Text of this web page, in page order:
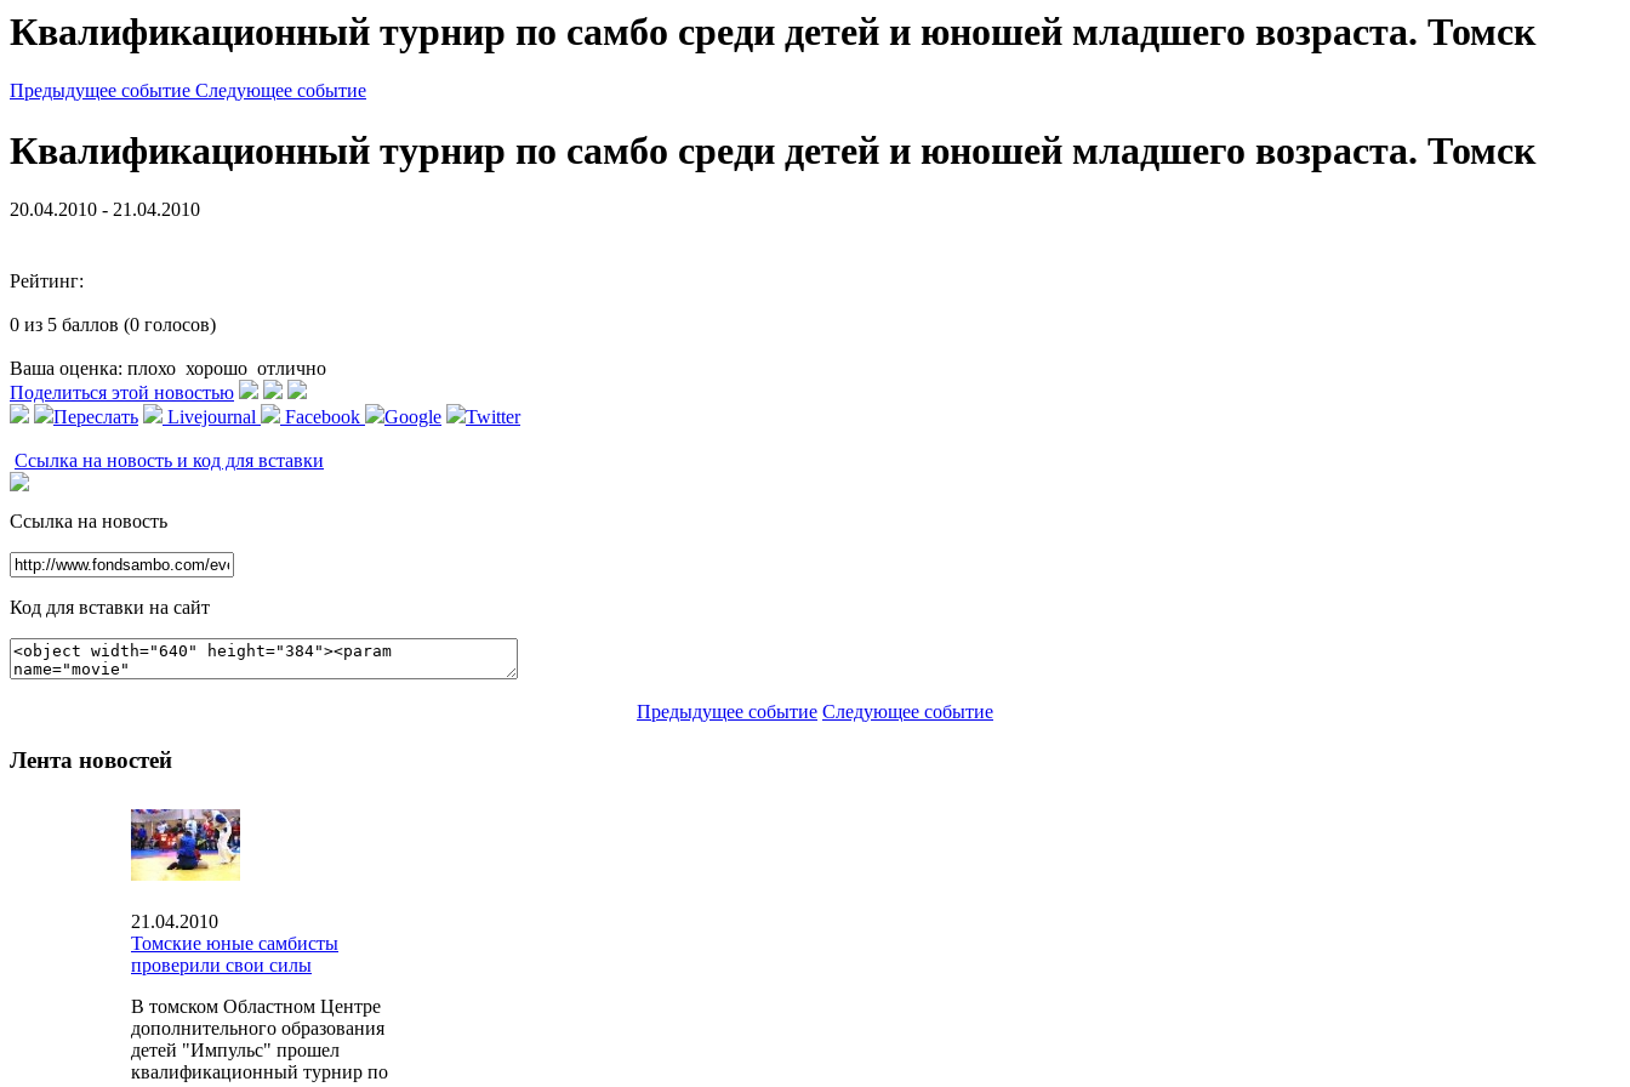
Квалификационный турнир по самбо среди детей и юношей младшего возраста. Томск
Предыдущее событие Следующее событие
Квалификационный турнир по самбо среди детей и юношей младшего возраста. Томск
20.04.2010 - 21.04.2010
Рейтинг:
0 из 5 баллов (0 голосов)
Ваша оценка: плохо хорошо отлично
Поделиться этой новостью
Переслать
Livejournal Facebook Google Twitter
Ссылка на новость и код для вставки
Ссылка на новость
Код для вставки на сайт
Предыдущее событие Следующее событие
Лента новостей
21.04.2010
Томские юные самбисты
проверили свои силы
В томском Областном Центре
дополнительного образования
детей "Импульс" прошел
квалификационный турнир по